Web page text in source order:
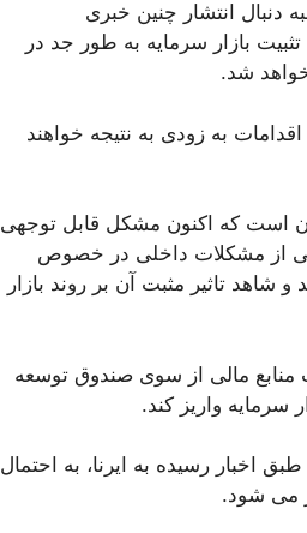
دنبال انتشار چنین خبری
بازار سرمایه به طور جد در
شد.
به زودی به نتیجه خواهند
آن است که اکنون مشکل قابل توجهی
از مشکلات داخلی در خصوص
تاثیر مثبت آن بر روند بازار
منابع مالی از سوی صندوق توسعه
سرمایه واریز کند.
اخبار رسیده به ایرنا، به احتمال
می شود.